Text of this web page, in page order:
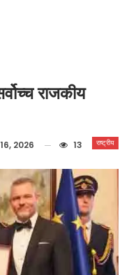
राजकीय
राष्ट्रीय
2026 13